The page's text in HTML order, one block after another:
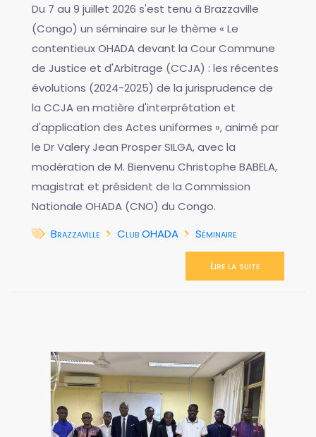
Du 7 au 9 juillet 2026 s'est tenu à Brazzaville
(Congo) un séminaire sur le thème « Le
contentieux OHADA devant la Cour Commune
de Justice et d'Arbitrage (CCJA) : les récentes
évolutions (2024-2025) de la jurisprudence de
la CCJA en matière d'interprétation et
d'application des Actes uniformes », animé par
le Dr Valery Jean Prosper SILGA, avec la
modération de M. Bienvenu Christophe BABELA,
magistrat et président de la Commission
Nationale OHADA (CNO) du Congo.
Brazzaville
Club OHADA Séminaire
Lire la suite